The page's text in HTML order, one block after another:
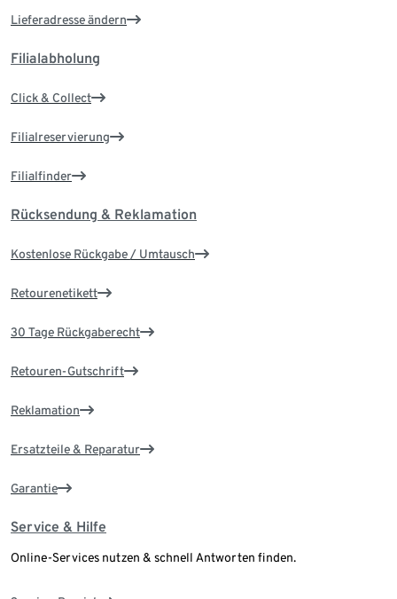
Lieferadresse ändern
Filialabholung
Click & Collect
Filialreservierung
Filialfinder
Rücksendung & Reklamation
Kostenlose Rückgabe / Umtausch
Retourenetikett
30 Tage Rückgaberecht
Retouren-Gutschrift
Reklamation
Ersatzteile & Reparatur
Garantie
Service & Hilfe
Online-Services nutzen & schnell Antworten finden.